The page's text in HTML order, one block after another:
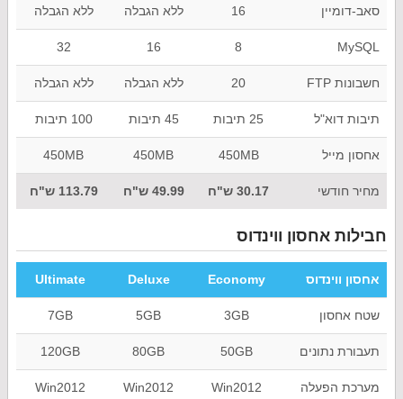
סאב-דומיין 16 ללא הגבלה ללא הגבלה
MySQL
8
16
32
חשבונות FTP 20 ללא הגבלה ללא הגבלה
תיבות דוא"ל 25 תיבות 45 תיבות 100 תיבות
אחסון מייל 450MB
450MB
450MB
מחיר חודשי 30.17 ש"ח 49.99 ש"ח 113.79 ש"ח
חבילות אחסון ווינדוס
אחסון ווינדוס Economy
Deluxe
Ultimate
שטח אחסון 3GB
5GB
7GB
תעבורת נתונים 50GB
80GB
120GB
מערכת הפעלה
Win2012
Win2012
Win2012